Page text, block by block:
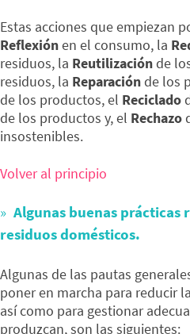
Estas acciones que empiezan
Reflexiónen el consumo, la
residuos, la Reutilizaciónde
residuos, la Reparaciónde los
de los productos, el Reciclado
de los productos y, el Rechazo
insostenibles.
Volver al principio
Algunas buenas prácticas
residuos domésticos.
Algunas de las pautas
poner en marcha para reducir
así como para gestionar
produzcan, son las siguientes: